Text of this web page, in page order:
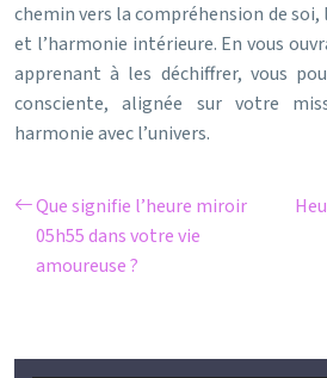
chemin vers la compréhension de
et l’harmonie intérieure. En vous
apprenant à les déchiffrer, vous
consciente, alignée sur votre
harmonie avec l’univers.
Que signifie l’heure miroir
05h55 dans votre vie
amoureuse ?